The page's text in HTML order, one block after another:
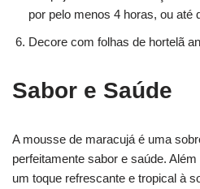
por pelo menos 4 horas, ou até
Decore com folhas de hortelã
Sabor e Saúde
A mousse de maracujá é uma
perfeitamente sabor e saúde.
um toque refrescante e tropical à